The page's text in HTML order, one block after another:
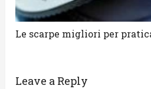
Le scarpe migliori per
Leave a Reply